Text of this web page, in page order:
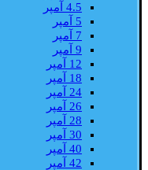
4.5 آمپر
5 آمپر
7 آمپر
9 آمپر
12 آمپر
18 آمپر
24 آمپر
26 آمپر
28 آمپر
30 آمپر
40 آمپر
42 آمپر